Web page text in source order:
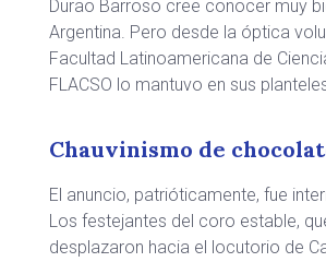
Durao Barroso cree conocer muy
Argentina. Pero desde la óptica
Facultad Latinoamericana de
FLACSO lo mantuvo en sus
Chauvinismo de
El anuncio, patrióticamente, fue
Los festejantes del coro estable,
desplazaron hacia el locutorio de